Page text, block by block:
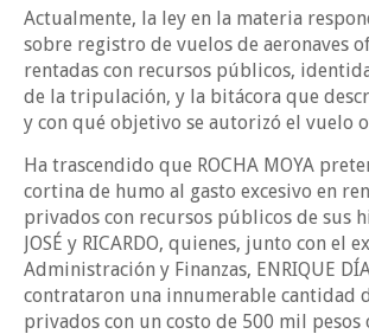
Actualmente, la ley en la materia
sobre registro de vuelos de aeronaves
rentadas con recursos públicos,
de la tripulación, y la bitácora que
y con qué objetivo se autorizó el vuelo
Ha trascendido que ROCHA MOYA
cortina de humo al gasto excesivo en
privados con recursos públicos de sus
JOSÉ y RICARDO, quienes, junto con el
Administración y Finanzas, ENRIQUE
contrataron una innumerable cantidad
privados con un costo de 500 mil pesos